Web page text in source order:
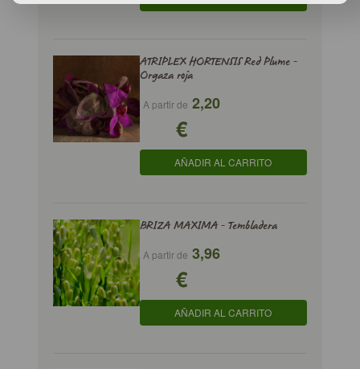
ATRIPLEX HORTENSIS Red Plume -
Orgaza roja
A partir de 2,20
€
AÑADIR AL CARRITO
BRIZA MAXIMA - Tembladera
A partir de 3,96
€
AÑADIR AL CARRITO